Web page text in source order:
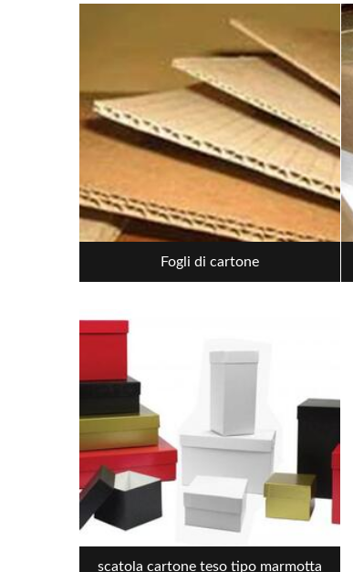
Fogli di cartone
scatola cartone teso tipo marmotta